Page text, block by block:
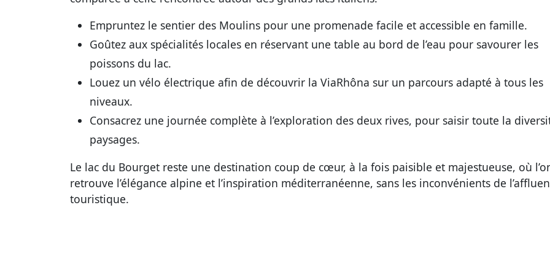
Empruntez le sentier des Moulins pour une promenade facile et accessible en famille.
Goûtez aux spécialités locales en réservant une table au bord de l’eau pour savourer les
poissons du lac.
Louez un vélo électrique afin de découvrir la ViaRhôna sur un parcours adapté à tous les
niveaux.
Consacrez une journée complète à l’exploration des deux rives, pour saisir toute la
paysages.
Le lac du Bourget reste une destination coup de cœur, à la fois paisible et majestueuse, où
retrouve l’élégance alpine et l’inspiration méditerranéenne, sans les inconvénients de
touristique.